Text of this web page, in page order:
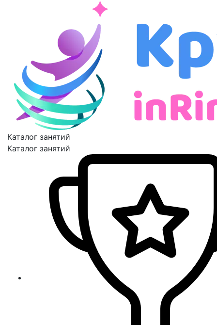
Каталог занятий
Каталог занятий